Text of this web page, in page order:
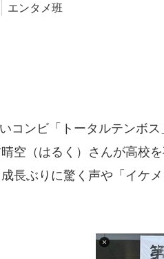
エンタメ班
コンビ「トータルテンボ
空（はるく）さんが高校
長ぶりに驚く声や「イケ